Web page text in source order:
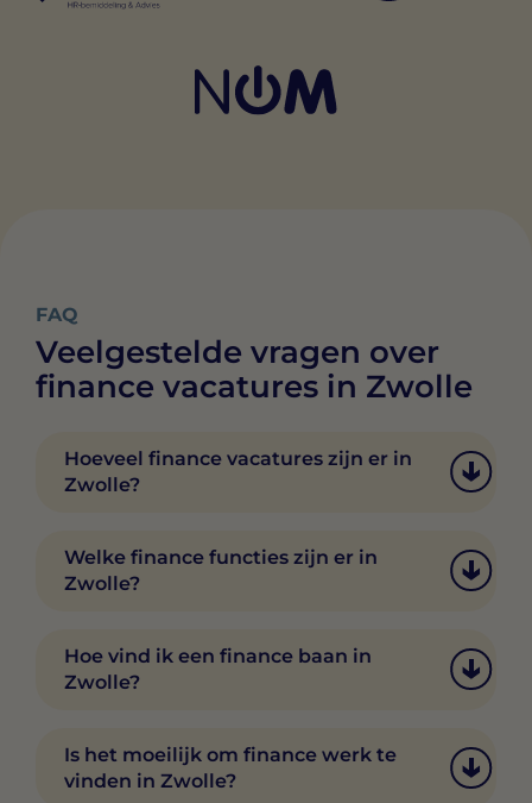
FAQ
Veelgestelde vragen over
finance vacatures in Zwolle
Hoeveel finance vacatures zijn er in
Zwolle?
administratie in Zwolle wisselt. Via
Swipe4Work vind je dagelijks nieuwe
vacatures en kun je direct matchen met
Welke finance functies zijn er in
Zwolle?
HR en administratie, zoals accountant,
financial controller, HR-adviseur,
salarisadministrateur en office manager. In
Hoe vind ik een finance baan in
Zwolle?
vacatures in Zwolle en match je direct met
werkgevers die bij je passen. Je ziet meteen
het salaris en de bedrijfscultuur.
Is het moeilijk om finance werk te
vinden in Zwolle?